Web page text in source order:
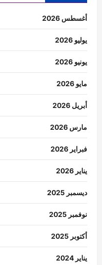
أغسطس 2026
يوليو 2026
يونيو 2026
مايو 2026
أبريل 2026
مارس 2026
فبراير 2026
يناير 2026
ديسمبر 2025
نوفمبر 2025
أكتوبر 2025
يناير 2024